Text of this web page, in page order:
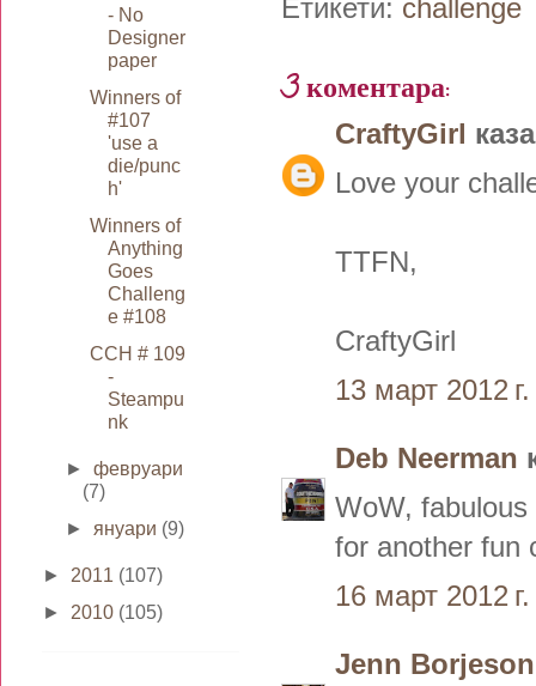
Етикети: challenge
3 коментара:
CraftyGirl
Love your
TTFN,
CraftyGirl
13 март 2012
Deb Neerman
WoW,
for another fun
16 март 2012
Jenn Borjeson
- No
Designer
paper
Winners of
#107
'use a
die/punc
h'
Winners of
Anything
Goes
Challeng
e #108
CCH # 109
-
Steampu
nk
►февруари
(7)
► януари (9)
► 2011 (107)
► 2010 (105)